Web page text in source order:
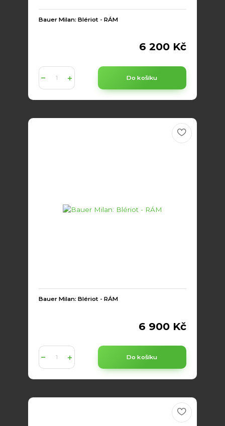
Bauer Milan: Blériot - RÁM
6 200 Kč
Do košíku
Bauer Milan: Blériot - RÁM
6 900 Kč
Do košíku